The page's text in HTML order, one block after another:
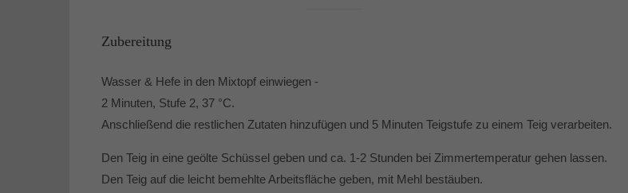
Zubereitung
Wasser & Hefe in den Mixtopf einwiegen -
2 Minuten, Stufe 2, 37 °C.
Anschließend die restlichen Zutaten hinzufügen und 5 Minuten Teigstufe zu einem Teig verarbeiten.
Den Teig in eine geölte Schüssel geben und ca. 1-2 Stunden bei Zimmertemperatur gehen lassen.
Den Teig auf die leicht bemehlte Arbeitsfläche geben, mit Mehl bestäuben.